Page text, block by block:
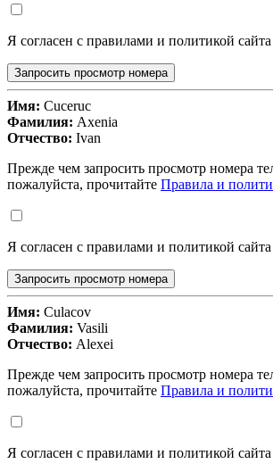
Я согласен с правилами и политикой сайта
Запросить просмотр номера
Имя: Cuceruc
Фамилия: Axenia
Отчество: Ivan
Прежде чем запросить просмотр номера
пожалуйста, прочитайте Правила и
Я согласен с правилами и политикой сайта
Запросить просмотр номера
Имя: Culacov
Фамилия: Vasili
Отчество: Alexei
Прежде чем запросить просмотр номера
пожалуйста, прочитайте Правила и
Я согласен с правилами и политикой сайта